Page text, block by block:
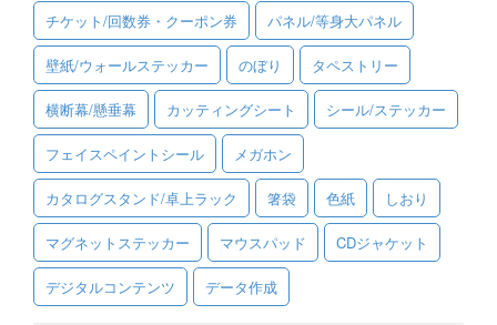
FAQ（よくあるご質問）
資料をダウンロード
ご利用規約
お見積り・お問合せ
チケット/回数券・クーポン券 パネル/等身大パネル
壁紙/ウォールステッカー のぼり タペストリー
横断幕/懸垂幕 カッティングシート シール/ステッカー
フェイスペイントシール メガホン
カタログスタンド/卓上ラック 箸袋 色紙 しおり
マグネットステッカー マウスパッド CDジャケット
デジタルコンテンツ データ作成